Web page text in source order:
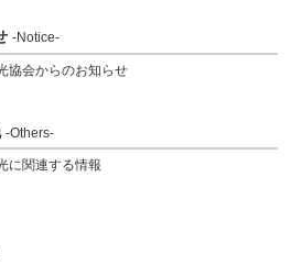
-Notice-
協会からのお知らせ
-Others-
に関連する情報